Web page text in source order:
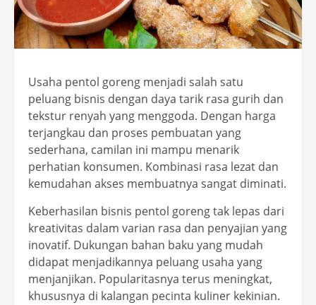
Usaha pentol goreng menjadi salah satu
peluang bisnis dengan daya tarik rasa gurih dan
tekstur renyah yang menggoda. Dengan harga
terjangkau dan proses pembuatan yang
sederhana, camilan ini mampu menarik
perhatian konsumen. Kombinasi rasa lezat dan
kemudahan akses membuatnya sangat diminati.
Keberhasilan bisnis pentol goreng tak lepas dari
kreativitas dalam varian rasa dan penyajian yang
inovatif. Dukungan bahan baku yang mudah
didapat menjadikannya peluang usaha yang
menjanjikan. Popularitasnya terus meningkat,
khususnya di kalangan pecinta kuliner kekinian.